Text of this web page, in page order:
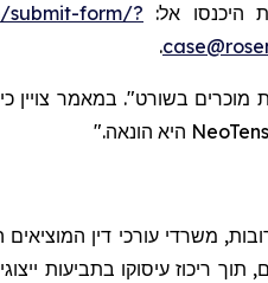
היכנסו אל: submit-form/?
.
מוכרים בשורט". במאמר צויין
היא הונאה."
משרדי עורכי דין המוציאים
עיסוקו בתביעות